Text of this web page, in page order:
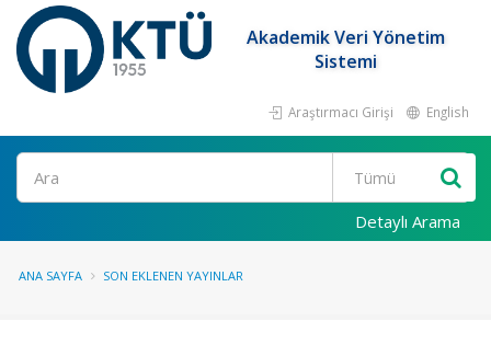
Akademik Veri Yönetim
Sistemi
Araştırmacı Girişi English
Ara
Detaylı Arama
ANA SAYFA SON EKLENEN YAYINLAR